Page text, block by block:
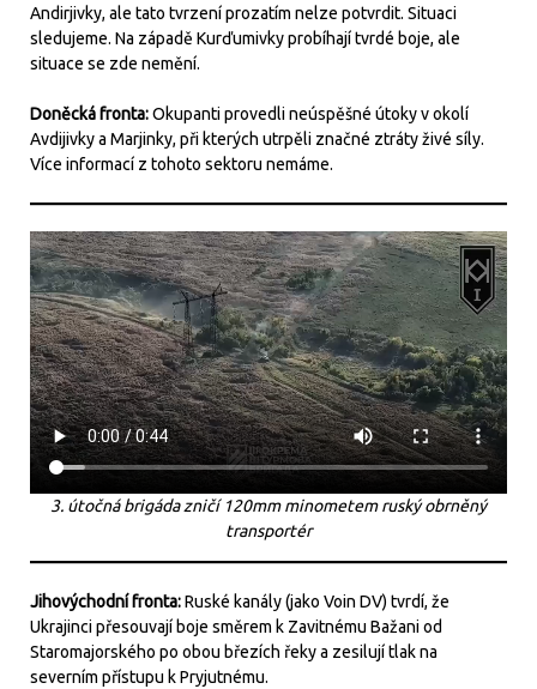
Andirjivky, ale tato tvrzení prozatím nelze potvrdit. Situaci
sledujeme. Na západě Kurďumivky probíhají tvrdé boje, ale
situace se zde nemění.
Doněcká fronta:Okupanti provedli neúspěšné útoky v okolí
Avdijivky a Marjinky, při kterých utrpěli značné ztráty živé síly.
Více informací z tohoto sektoru nemáme.
3. útočná brigáda zničí 120mm minometem ruský obrněný
transportér
Jihovýchodní fronta:Ruské kanály (jako Voin DV) tvrdí, že
Ukrajinci přesouvají boje směrem k Zavitnému Bažani od
Staromajorského po obou březích řeky a zesilují tlak na
severním přístupu k Pryjutnému.